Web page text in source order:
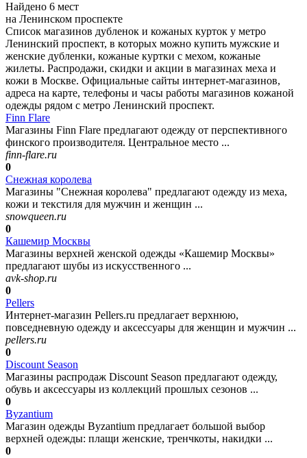
Найдено 6 мест
на Ленинском проспекте
Список магазинов дубленок и кожаных курток у метро
Ленинский проспект, в которых можно купить мужские и
женские дубленки, кожаные куртки с мехом, кожаные
жилеты. Распродажи, скидки и акции в магазинах меха и
кожи в Москве. Официальные сайты интернет-магазинов,
адреса на карте, телефоны и часы работы магазинов кожаной
одежды рядом с метро Ленинский проспект.
Finn Flare
Магазины Finn Flare предлагают одежду от перспективного
финского производителя. Центральное место ...
finn-flare.ru
0
Снежная королева
Магазины "Снежная королева" предлагают одежду из меха,
кожи и текстиля для мужчин и женщин ...
snowqueen.ru
0
Кашемир Москвы
Магазины верхней женской одежды «Кашемир Москвы»
предлагают шубы из искусственного ...
avk-shop.ru
0
Pellers
Интернет-магазин Pellers.ru предлагает верхнюю,
повседневную одежду и аксессуары для женщин и мужчин ...
pellers.ru
0
Discount Season
Магазины распродаж Discount Season предлагают одежду,
обувь и аксессуары из коллекций прошлых сезонов ...
0
Byzantium
Магазин одежды Byzantium предлагает большой выбор
верхней одежды: плащи женские, тренчкоты, накидки ...
0